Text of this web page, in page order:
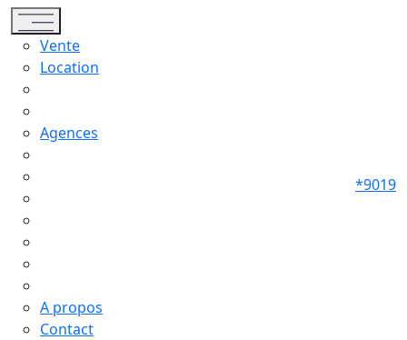
Toggle navigation
Vente
Location
Agences
A propos
Contact
*9019